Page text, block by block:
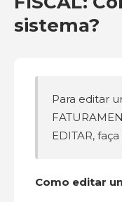
sistema?
Para editar
EDITAR,
Como editar